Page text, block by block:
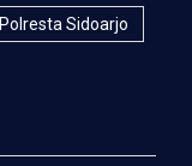
Polresta Sidoarjo